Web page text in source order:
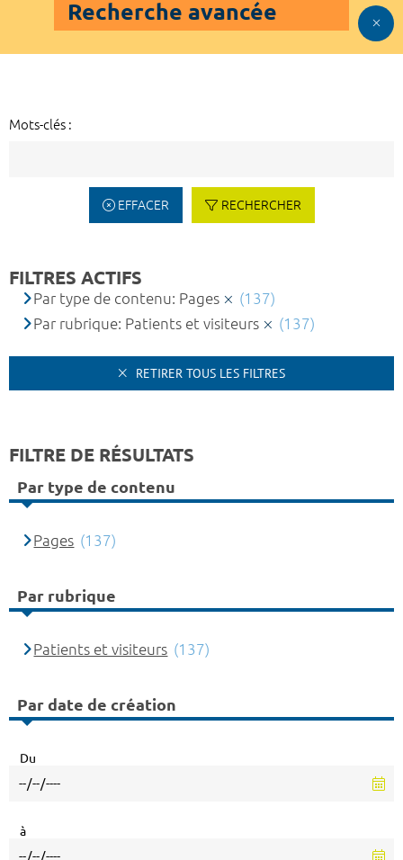
Recherche avancée
Mots-clés :
EFFACER RECHERCHER
FILTRES ACTIFS
Par type de contenu: Pages
(137)
Par rubrique: Patients et visiteurs
(137)
RETIRER TOUS LES FILTRES
FILTRE DE RÉSULTATS
Par type de contenu
Pages (137)
Par rubrique
Patients et visiteurs (137)
Par date de création
Du
à